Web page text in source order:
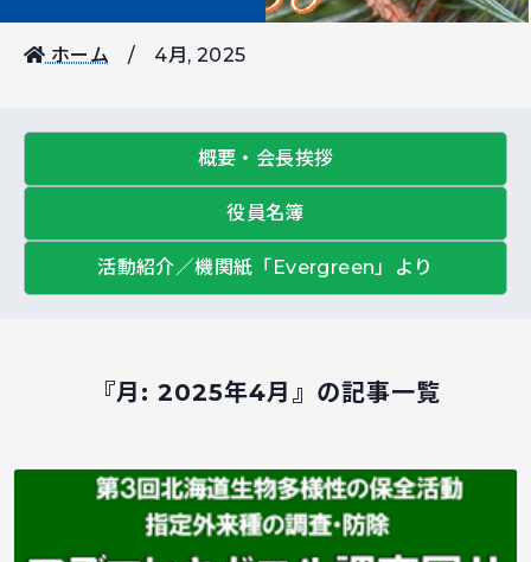
ホーム 4月, 2025
概要・会長挨拶
役員名簿
活動紹介／機関紙「Evergreen」より
『月: 2025年4月 』の記事一覧